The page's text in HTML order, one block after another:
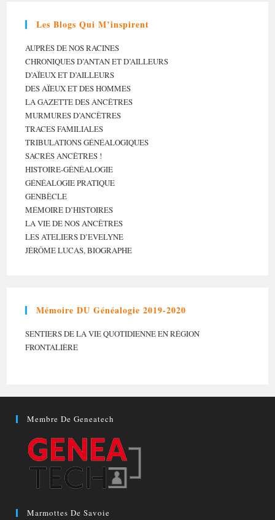
Les Blogs Qui M’inspirent
AUPRÈS DE NOS RACINES
CHRONIQUES D’ANTAN ET D’AILLEURS
D’AÏEUX ET D’AILLEURS
DES AÏEUX ET DES HOMMES
LA GAZETTE DES ANCÊTRES
MURMURES D’ANCÊTRES
TRACES FAMILIALES
TRIBULATIONS GÉNÉALOGIQUES
SACRÉS ANCÊTRES !
HISTOIRE-GÉNÉALOGIE
GÉNÉALOGIE PRATIQUE
GENBÈCLE
MÉMOIRE D’HISTOIRES
LA VIE DE NOS ANCÊTRES
LES ATELIERS D’EVELYNE
JÉRÔME LUCAS, BIOGRAPHE
Mémoire DU Généalogie 2019-2020
SENTIERS DE LA VIE QUOTIDIENNE EN RÉGION
FRONTALIÈRE
Membre De Geneatech
Marmottes De Savoie